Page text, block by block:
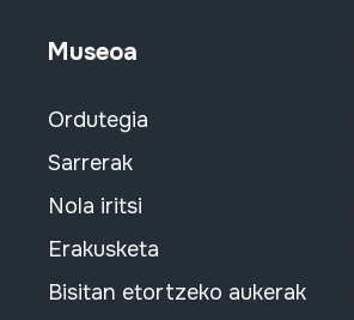
Museoa
Ordutegia
Sarrerak
Nola iritsi
Erakusketa
Bisitan etortzeko aukerak